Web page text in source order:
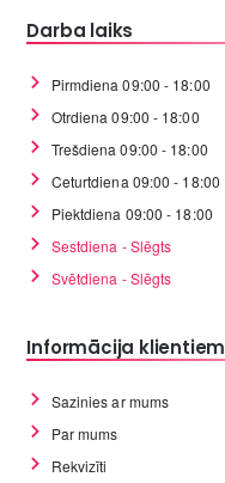
Darba laiks
Pirmdiena 09:00 - 18:00
Otrdiena 09:00 - 18:00
Trešdiena 09:00 - 18:00
Ceturtdiena 09:00 - 18:00
Piektdiena 09:00 - 18:00
Sestdiena - Slēgts
Svētdiena - Slēgts
Informācija klientiem
Sazinies ar mums
Par mums
Rekvizīti